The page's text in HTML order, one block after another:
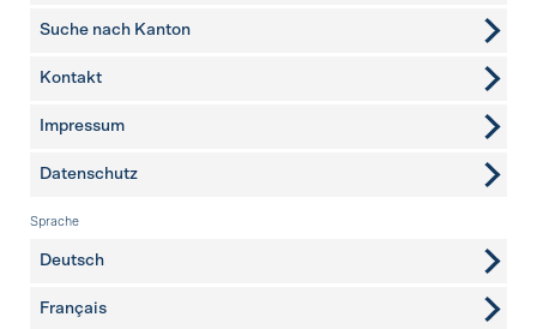
Suche nach Kanton
weitere Seiten
Kontakt
Impressum
Datenschutz
Sprache
Deutsch
Français